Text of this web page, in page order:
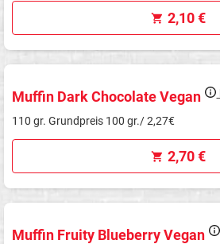
2,10 €
Muffin Dark Chocolate Vegan
110 gr. Grundpreis 100 gr./ 2,27€
2,70 €
Muffin Fruity Blueberry Vegan